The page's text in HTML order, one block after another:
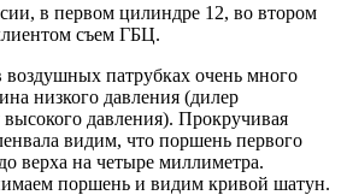
в первом цилиндре 12, во втором
съем ГБЦ.
патрубках очень много
низкого давления (дилер
давления). Прокручивая
видим, что поршень первого
верха на четыре миллиметра.
поршень и видим кривой шатун.